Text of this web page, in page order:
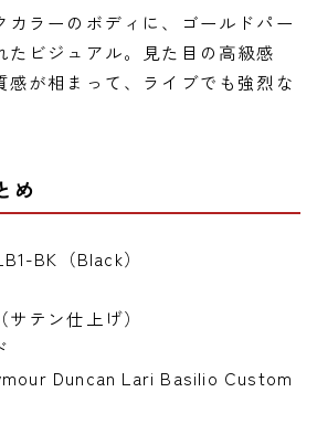
カラーのボディに、ゴールドパー
たビジュアル。見た目の高級感
感が相まって、ライブでも強烈な
め
BK（Black）
テン仕上げ）
Duncan Lari Basilio Custom